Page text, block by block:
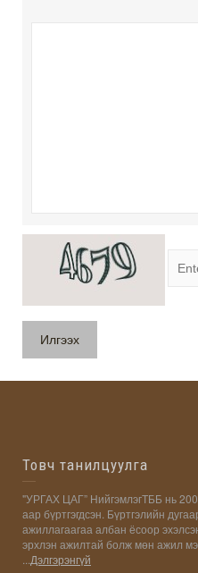
Товч танилцуулга
"УРГАХ ЦАГ” НийгэмлэгТББ нь
аар бүртгэгдсэн. Бүртгэлийн
ажиллагаагаа албан ёсоор
эрхлэн ажилтай болж мөн ажил
...Дэлгэрэнгүй